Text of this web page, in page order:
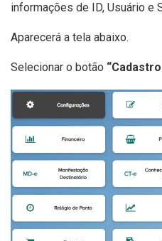
informações de ID, Usuário e
Aparecerá a tela abaixo.
Selecionar o botão